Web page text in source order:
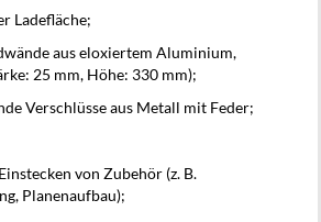
Ladefläche;
aus eloxiertem Aluminium,
25 mm, Höhe: 330 mm);
Verschlüsse aus Metall mit Feder;
von Zubehör (z. B.
Planenaufbau);